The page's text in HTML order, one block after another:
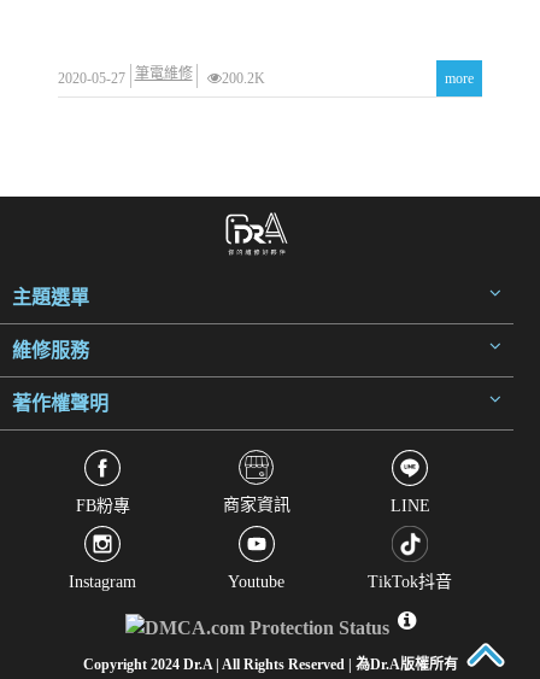
2020-05-27 筆電維修 200.2K more
主題選單
維修服務
著作權聲明
FB粉專 商家資訊 LINE
Instagram Youtube TikTok抖音
Copyright 2024 Dr.A | All Rights Reserved | 為Dr.A版權所有